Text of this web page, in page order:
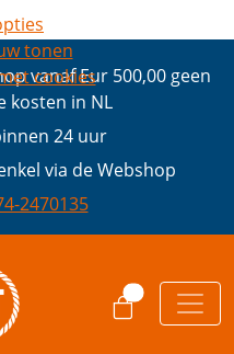
vanaf Eur 500,00 geen
kosten in NL
24 uur
via de Webshop
2470135
tonen
cookies